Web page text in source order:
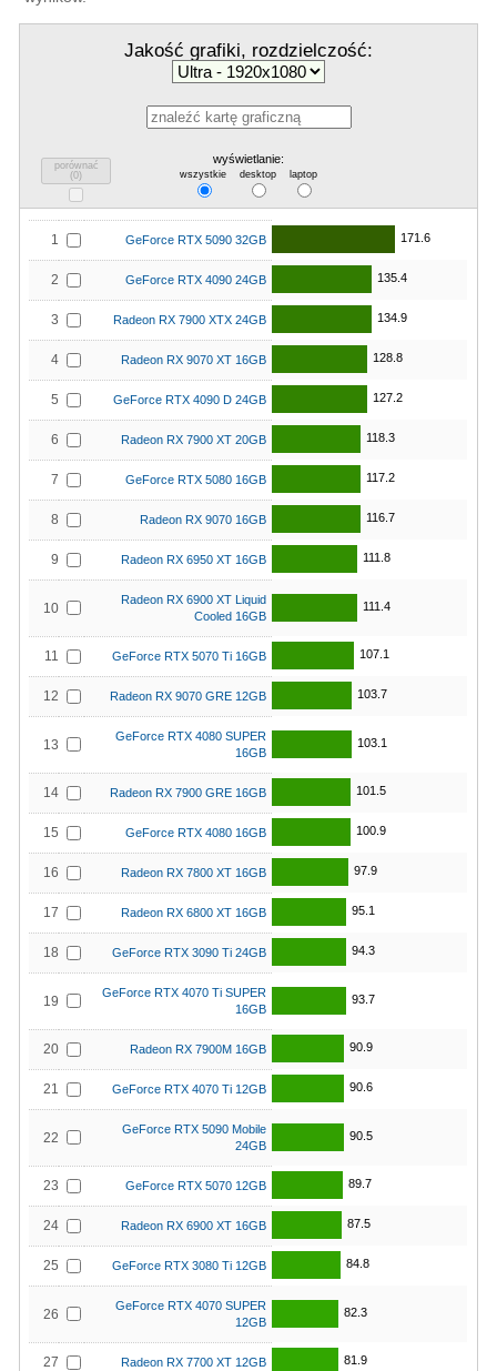
Jakość grafiki, rozdzielczość:
porównać
(0)
wyświetlanie:
wszystkie desktop laptop
1 GeForce RTX 5090 32GB 171.6
2 GeForce RTX 4090 24GB 135.4
3 Radeon RX 7900 XTX 24GB 134.9
4 Radeon RX 9070 XT 16GB 128.8
5 GeForce RTX 4090 D 24GB 127.2
6 Radeon RX 7900 XT 20GB 118.3
7 GeForce RTX 5080 16GB 117.2
8 Radeon RX 9070 16GB 116.7
9 Radeon RX 6950 XT 16GB 111.8
10
Radeon RX 6900 XT Liquid
Cooled 16GB
111.4
11 GeForce RTX 5070 Ti 16GB 107.1
12 Radeon RX 9070 GRE 12GB 103.7
13
GeForce RTX 4080 SUPER
16GB
103.1
14 Radeon RX 7900 GRE 16GB 101.5
15 GeForce RTX 4080 16GB 100.9
16 Radeon RX 7800 XT 16GB 97.9
17 Radeon RX 6800 XT 16GB 95.1
18 GeForce RTX 3090 Ti 24GB 94.3
19
GeForce RTX 4070 Ti SUPER
16GB
93.7
20 Radeon RX 7900M 16GB 90.9
21 GeForce RTX 4070 Ti 12GB 90.6
22
GeForce RTX 5090 Mobile
24GB
90.5
23 GeForce RTX 5070 12GB 89.7
24 Radeon RX 6900 XT 16GB 87.5
25 GeForce RTX 3080 Ti 12GB 84.8
26
GeForce RTX 4070 SUPER
12GB
82.3
27 Radeon RX 7700 XT 12GB 81.9